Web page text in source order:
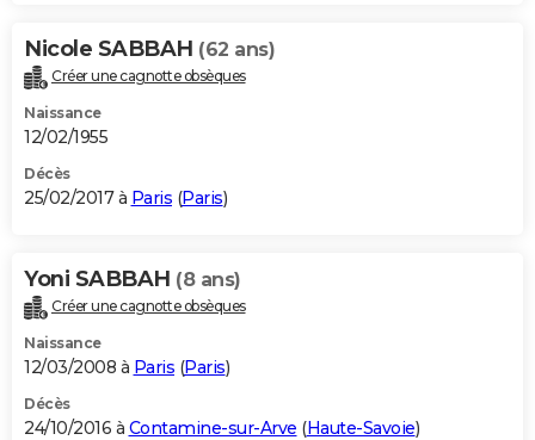
Nicole SABBAH (62 ans)
Créer une cagnotte obsèques
Naissance
12/02/1955
Décès
25/02/2017 à Paris (Paris)
Yoni SABBAH (8 ans)
Créer une cagnotte obsèques
Naissance
12/03/2008 à Paris (Paris)
Décès
24/10/2016 à Contamine-sur-Arve (Haute-Savoie)